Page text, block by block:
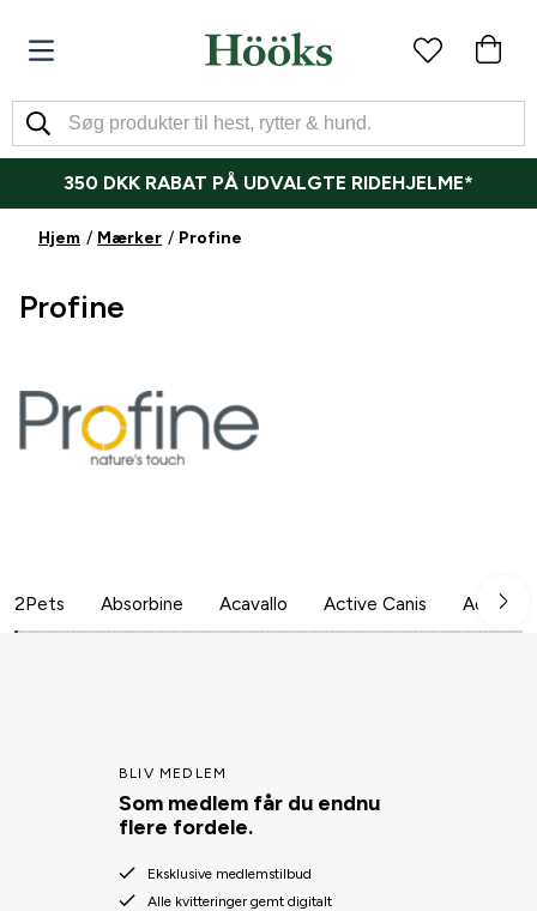
350 DKK RABAT PÅ UDVALGTE RIDEHJELME*
Hjem Mærker Profine
Profine
2Pets Absorbine Acavallo Active Canis Aesculap
BLIV MEDLEM
Som medlem får du endnu
flere fordele.
Eksklusive medlemstilbud
Alle kvitteringer gemt digitalt